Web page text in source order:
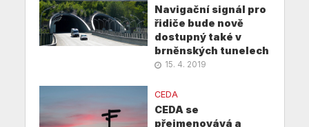
Navigační signál pro
řidiče bude nově
dostupný také v
brněnských tunelech
15. 4. 2019
CEDA
CEDA se
přejmenovává a